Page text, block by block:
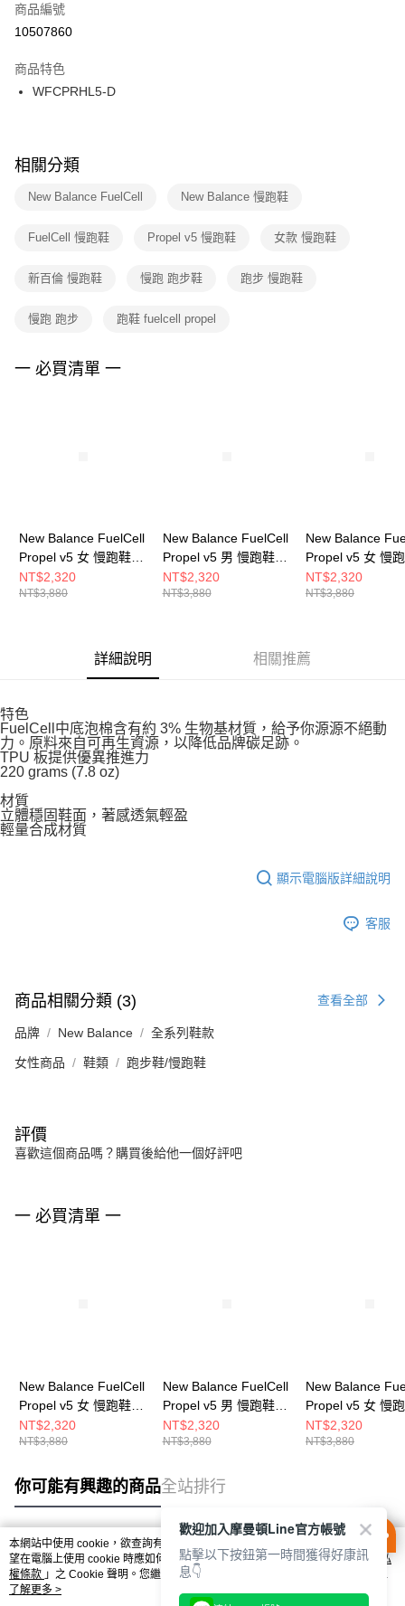
【「AFTEE先享後付」結帳流程】
１．於結帳方式選擇「AFTEE先享後付」後，將跳轉至「AFTEE先享後付」
２．訂單成立數日內，您將收到繳費通知簡訊。
３．收到繳費通知簡訊後14天內，點擊此簡訊中的連結，可透過四大超商／
ATM／網路銀行／等多元方式進行付款，方視為交易完成。
※ 交易是否成功請以「AFTEE先享後付 」之結帳頁面顯示為準，若有關於
是否繳費成功／繳費後需取消欲退款等相關疑問，請聯繫「AFTEE先享後付
客戶支援中心」 https://netprotections.freshdesk.com/support/home
１．透過由恩沛科技股份有限公司提供之「AFTEE先享後付」服務完成之交
權轉讓予恩沛科技股份有限公司。
３．未成年的使用者請事先徵得法定代理人或監護人之同意方可使用
４．使用「AFTEE先享後付」時，將依據個別帳號之用戶狀況，依本公司即
宅配
每筆NT$100，滿NT$1,500(含以上)免運費
付款後門市自取
每筆NT$100，滿NT$1,500(含以上)免運費
商品編號
10507860
商品特色
WFCPRHL5-D
相關分類
New Balance FuelCell New Balance 慢跑鞋
FuelCell 慢跑鞋 Propel v5 慢跑鞋 女款 慢跑鞋
新百倫 慢跑鞋 慢跑 跑步鞋 跑步 慢跑鞋
慢跑 跑步 跑鞋 fuelcell propel
一 必買清單 一
New Balance FuelCell
Propel v5 女 慢跑鞋
WFCPRLB5-D
NT$2,320
NT$3,880
New Balance FuelCell
Propel v5 男 慢跑鞋
MFCPRCB5-2E
NT$2,320
NT$3,880
New Balance
Propel v5 女 慢
WFCPRCF5-D
NT$2,320
NT$3,880
詳細說明 相關推薦
特色
FuelCell中底泡棉含有約 3% 生物基材質，給予你源源不絕動
力。原料來自可再生資源，以降低品牌碳足跡。
TPU 板提供優異推進力
220 grams (7.8 oz)
材質
立體穩固鞋面，著感透氣輕盈
輕量合成材質
顯示電腦版詳細說明
客服
商品相關分類 (3) 查看全部
品牌 New Balance 全系列鞋款
女性商品 鞋類 跑步鞋/慢跑鞋
評價
喜歡這個商品嗎？購買後給他一個好評吧
一 必買清單 一
New Balance FuelCell
Propel v5 女 慢跑鞋
WFCPRLB5-D
NT$2,320
NT$3,880
New Balance FuelCell
Propel v5 男 慢跑鞋
MFCPRCB5-2E
NT$2,320
NT$3,880
New Balance
Propel v5 女 慢
WFCPRCF5-D
NT$2,320
NT$3,880
你可能有興趣的商品全站排行
熱門標籤
本網站中使用 cookie，欲查詢有關本網站使用 cookie 方式之詳情，及若您不希
望在電腦上使用 cookie 時應如何變更電腦的 cookie 設定，請參閱本網站「
隱私
權條款 」之 Cookie 聲明。您繼續使用本網站即表示您同意本公司得按本網站使
用條款之 Cookie 聲明使用 cookie。
了解更多 >
歡迎加入摩曼頓Line官方帳號
點擊以下按鈕第一時間獲得好康訊
息👇